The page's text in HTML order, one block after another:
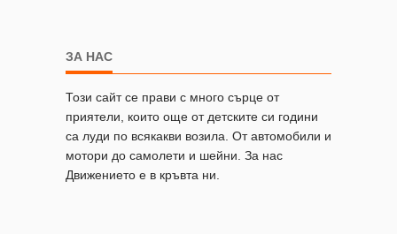
ЗА НАС
Този сайт се прави с много сърце от
приятели, които още от детските си години
са луди по всякакви возила. От автомобили и
мотори до самолети и шейни. За нас
Движението е в кръвта ни.